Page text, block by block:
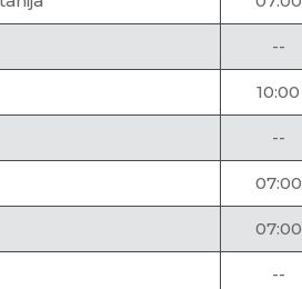
--
10:00
--
07:00
07:00
--